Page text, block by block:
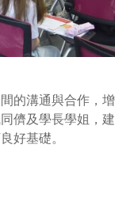
的溝通與合作，增
儕及學長學姐，建
好基礎。